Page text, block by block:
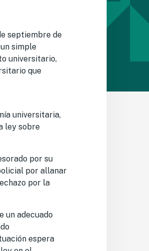
septiembre de
simple
universitario,
que
universitaria,
ley sobre
por su
por allanar
por la
un adecuado
espera